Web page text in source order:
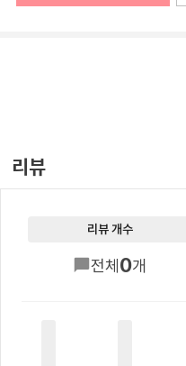
리뷰
리뷰 개수
전체0개